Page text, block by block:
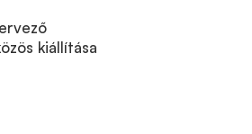
kiállítása